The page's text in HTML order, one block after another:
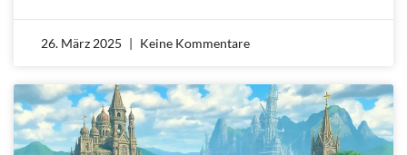
26. März 2025 Keine Kommentare